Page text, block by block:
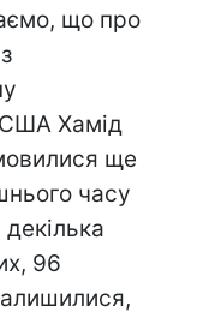
що про
США Хамід
ще
часу
96